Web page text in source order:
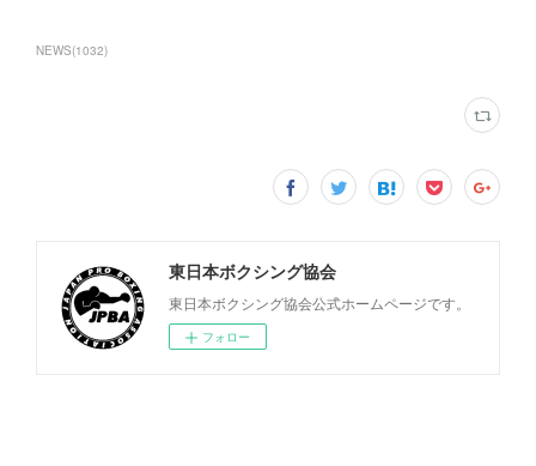
NEWS(1032)
東日本ボクシング協会
東日本ボクシング協会公式ホームページです。
フォロー